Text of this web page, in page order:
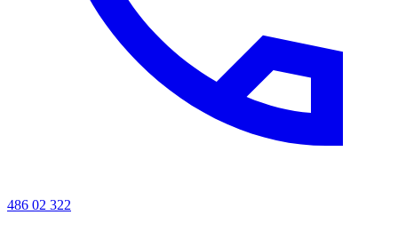
486 02 322